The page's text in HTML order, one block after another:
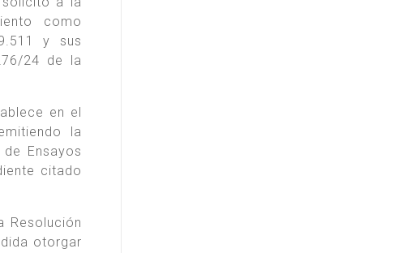
como
y sus
24 de la
en el
la
Ensayos
citado
Resolución
otorgar